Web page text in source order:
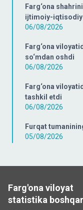
Farg‘ona
ijtimoiy-iqtisodiy
06/08/2026
Farg‘ona
so‘mdan oshdi
06/08/2026
Farg‘ona
tashkil etdi
06/08/2026
Furqat
05/08/2026
Farg'ona viloyat
statistika